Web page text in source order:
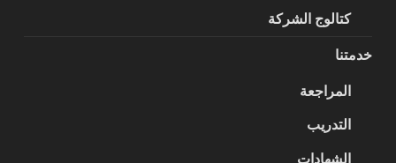
كتالوج الشركة
خدمتنا
المراجعة
التدريب
الشهادات